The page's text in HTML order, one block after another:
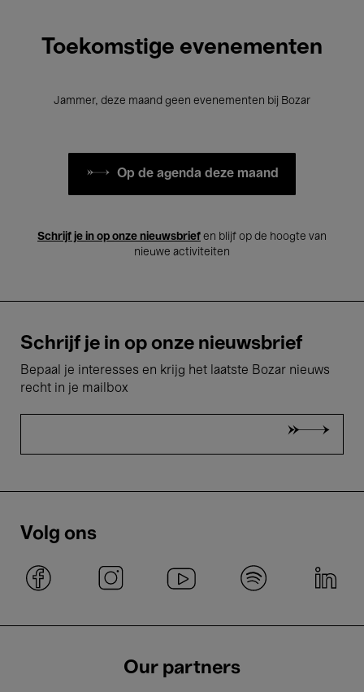
Toekomstige evenementen
Jammer, deze maand geen evenementen bij Bozar
Op de agenda deze maand
Schrijf je in op onze nieuwsbrief en blijf op de hoogte van
nieuwe activiteiten
Schrijf je in op onze nieuwsbrief
Bepaal je interesses en krijg het laatste Bozar nieuws
recht in je mailbox
Volg ons
Our partners